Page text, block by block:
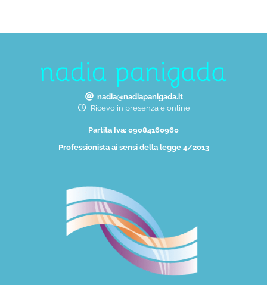
nadia@nadiapanigada.it
Ricevo in presenza e online
Partita Iva: 09084160960
Professionista ai sensi della legge 4/2013